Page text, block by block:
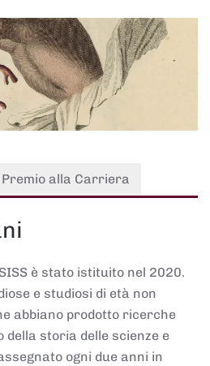
Premio alla Carriera
è stato istituito nel 2020.
e studiosi di età non
abbiano prodotto ricerche
della storia delle scienze e
ogni due anni in